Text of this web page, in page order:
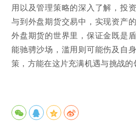
用以及管理策略的深入了解，投
与到外盘期货交易中，实现资产
外盘期货的世界里，保证金既是
能驰骋沙场，滥用则可能伤及自
策，方能在这片充满机遇与挑战的